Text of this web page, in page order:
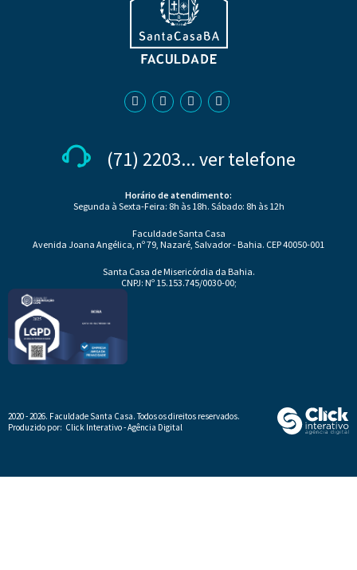
(71) 2203... ver telefone
Horário de atendimento:
Segunda à Sexta-Feira: 8h às 18h. Sábado: 8h às 12h
Faculdade Santa Casa
Avenida Joana Angélica, nº 79, Nazaré, Salvador - Bahia. CEP 40050-001
Santa Casa de Misericórdia da Bahia.
CNPJ: Nº 15.153.745/0030-00;
2020 - 2026. Faculdade Santa Casa.Todos os direitos reservados.
Produzido por: Click Interativo- Agência Digital